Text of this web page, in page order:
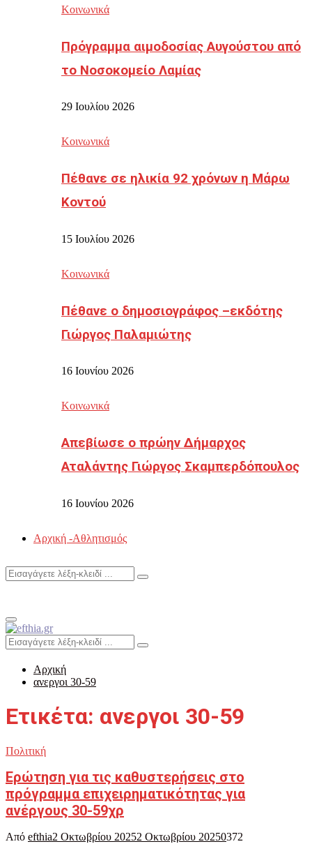
Κοινωνικά
Πρόγραμμα αιμοδοσίας Αυγούστου από
το Νοσοκομείο Λαμίας
29 Ιουλίου 2026
Κοινωνικά
Πέθανε σε ηλικία 92 χρόνων η Μάρω
Κοντού
15 Ιουλίου 2026
Κοινωνικά
Πέθανε ο δημοσιογράφος –εκδότης
Γιώργος Παλαμιώτης
16 Ιουνίου 2026
Κοινωνικά
Απεβίωσε ο πρώην Δήμαρχος
Αταλάντης Γιώργος Σκαμπερδόπουλος
16 Ιουνίου 2026
Αρχική -Αθλητισμός
Search
Search
Primary
Menu
Search
for:
Search
Αρχική
ανεργοι 30-59
Ετικέτα: ανεργοι 30-59
Πολιτική
Ερώτηση για τις καθυστερήσεις στο
πρόγραμμα επιχειρηματικότητας για
ανέργους 30-59χρ
Από efthia2 Οκτωβρίου 20252 Οκτωβρίου 20250372